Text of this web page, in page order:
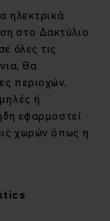
ηλεκτρικά
στο Δακτύλιο
σε όλες τις
θα
περιοχών,
ή
εφαρμοστεί
χωρών όπως η